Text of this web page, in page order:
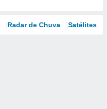
Radar de Chuva Satélites